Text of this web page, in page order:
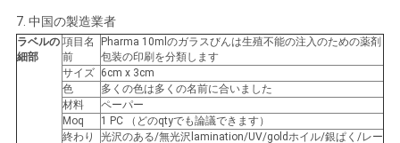
ニ
ュ
7. 中国の製造業者
ラベルの
細部
項目名
前
Pharma 10mlのガラスびんは生殖不能の注入のための薬剤
包装の印刷を分類します
サイズ 6cm x 3cm
色
多くの色は多くの名前に合いました
材料
ペーパー
Moq
1 PC （どのqtyでも論議できます）
終わり
光沢のある/無光沢lamination/UV/goldホイル/銀ぱく/レー